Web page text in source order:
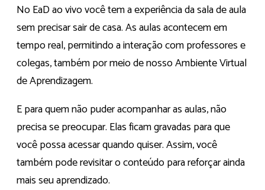
No EaD ao vivo você tem a experiência da sala de aula
sem precisar sair de casa. As aulas acontecem em
tempo real, permitindo a interação com professores e
colegas, também por meio de nosso Ambiente Virtual
de Aprendizagem.
E para quem não puder acompanhar as aulas, não
precisa se preocupar. Elas ficam gravadas para que
você possa acessar quando quiser. Assim, você
também pode revisitar o conteúdo para reforçar ainda
mais seu aprendizado.